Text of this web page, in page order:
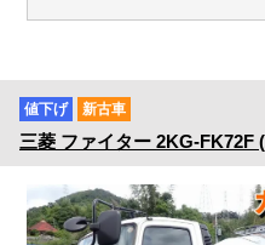
値下げ 新古車
三菱 ファイター 2KG-FK72F